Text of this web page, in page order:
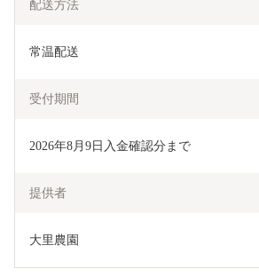
配送方法
常温配送
受付期間
2026年8月9日入金確認分まで
提供者
大里農園